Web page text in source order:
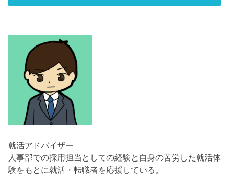
就活アドバイザー
人事部での採用担当としての経験と自身の苦労した就活体
験をもとに就活・転職者を応援している。